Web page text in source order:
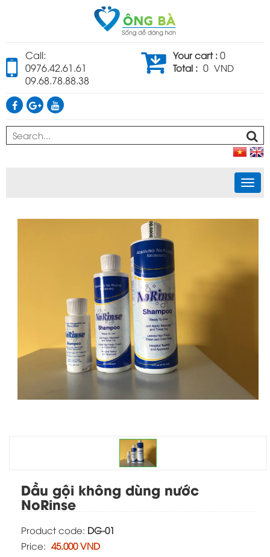
Call:
0976.42.61.61
09.68.78.88.38
Your cart : 0
Total : 0 VND
Dầu gội không dùng nước
NoRinse
Product code: DG-01
Price: 45.000 VND